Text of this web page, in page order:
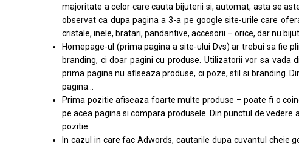
majoritate a celor care cauta bijuterii si, automat, asta se
observat ca dupa pagina a 3-a pe google site-urile care
cristale, inele, bratari, pandantive, accesorii – orice, dar nu
Homepage-ul (prima pagina a site-ului Dvs) ar trebui sa fie
branding, ci doar pagini cu produse. Utilizatorii vor sa
prima pagina nu afiseaza produse, ci poze, stil si branding.
pagina…
Prima pozitie afiseaza foarte multe produse – poate fi o
pe acea pagina si compara produsele. Din punctul de
pozitie.
In cazul in care fac Adwords, cautarile dupa cuvantul cheie